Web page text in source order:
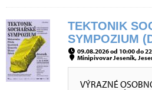
TEKTONIK
SYMPOZIUM
09.08.2026 od 10:00 do
Minipivovar Jeseník,
VÝRAZNÉ